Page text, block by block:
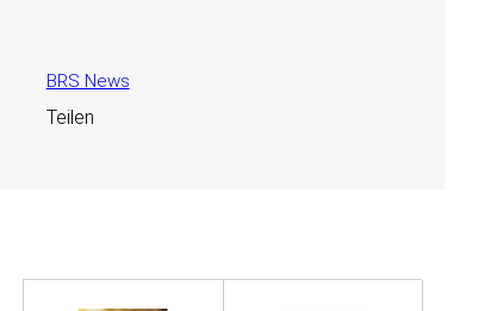
BRS News
Teilen